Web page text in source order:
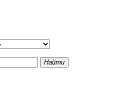
Найти